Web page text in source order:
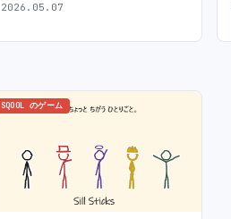
2026.05.07
SQOOL のゲーム